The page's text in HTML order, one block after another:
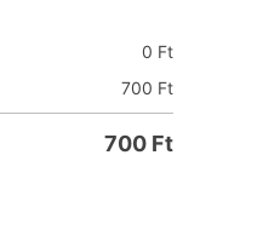
0 Ft
700 Ft
700 Ft